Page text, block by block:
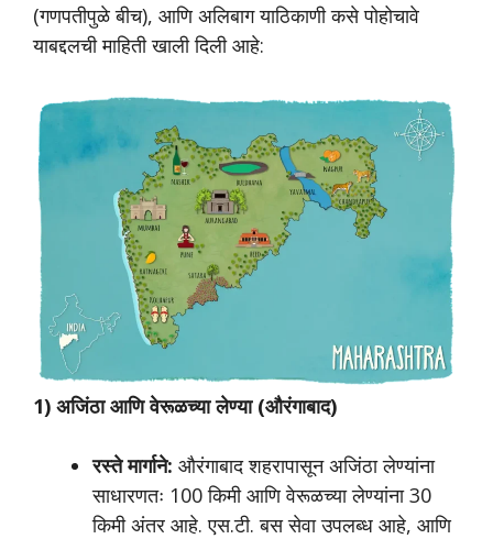
(गणपतीपुळे बीच), आणि अलिबाग याठिकाणी कसे पोहोचावे
याबद्दलची माहिती खाली दिली आहे:
1) अजिंठा आणि वेरूळच्या लेण्या (औरंगाबाद)
रस्ते मार्गाने: औरंगाबाद शहरापासून अजिंठा लेण्यांना
साधारणतः 100 किमी आणि वेरूळच्या लेण्यांना 30
किमी अंतर आहे. एस.टी. बस सेवा उपलब्ध आहे, आणि